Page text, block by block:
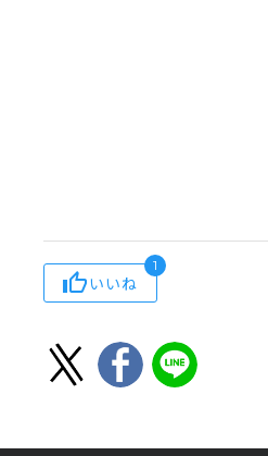
いいね
1